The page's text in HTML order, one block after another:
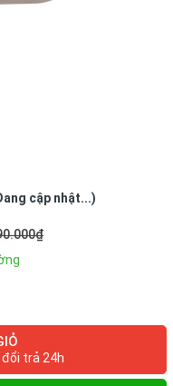
cập nhật...)
trả 24h